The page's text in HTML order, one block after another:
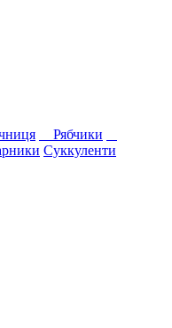
Рябчики
Суккуленти